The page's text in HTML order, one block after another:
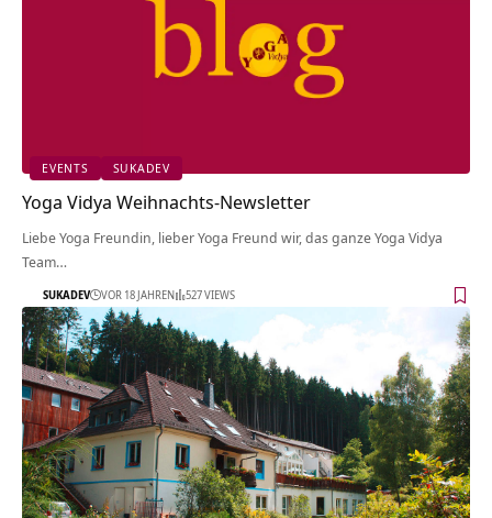
EVENTS SUKADEV
Yoga Vidya Weihnachts-Newsletter
Liebe Yoga Freundin, lieber Yoga Freund wir, das ganze Yoga Vidya
Team…
SUKADEV VOR 18 JAHREN 527 VIEWS